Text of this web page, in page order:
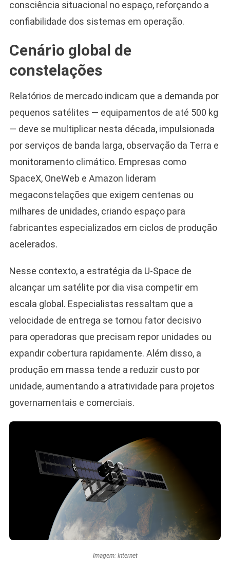
consciência situacional no espaço, reforçando a
confiabilidade dos sistemas em operação.
Cenário global de
constelações
Relatórios de mercado indicam que a demanda por
pequenos satélites — equipamentos de até 500 kg
— deve se multiplicar nesta década, impulsionada
por serviços de banda larga, observação da Terra e
monitoramento climático. Empresas como
SpaceX, OneWeb e Amazon lideram
megaconstelações que exigem centenas ou
milhares de unidades, criando espaço para
fabricantes especializados em ciclos de produção
acelerados.
Nesse contexto, a estratégia da U-Space de
alcançar um satélite por dia visa competir em
escala global. Especialistas ressaltam que a
velocidade de entrega se tornou fator decisivo
para operadoras que precisam repor unidades ou
expandir cobertura rapidamente. Além disso, a
produção em massa tende a reduzir custo por
unidade, aumentando a atratividade para projetos
governamentais e comerciais.
Imagem: Internet